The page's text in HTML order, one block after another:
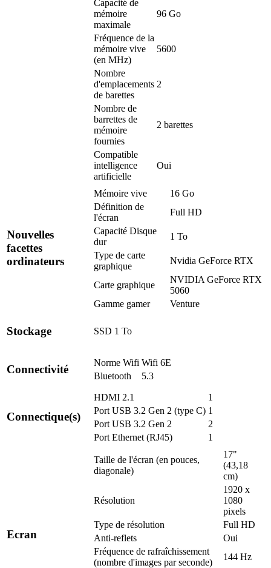
Capacité de
mémoire
maximale
96 Go
Fréquence de la
mémoire vive
(en MHz)
5600
Nombre
d'emplacements
de barettes
2
Nombre de
barrettes de
mémoire
fournies
2 barettes
Compatible
intelligence
artificielle
Oui
Nouvelles
facettes
ordinateurs
Mémoire vive
16 Go
Définition de
l'écran
Full HD
Capacité Disque
dur
1 To
Type de carte
graphique
Nvidia GeForce RTX
Carte graphique
NVIDIA GeForce RTX
5060
Gamme gamer
Venture
Stockage SSD 1 To
Connectivité
Norme Wifi Wifi 6E
Bluetooth
5.3
Connectique(s)
HDMI 2.1
1
Port USB 3.2 Gen 2 (type C) 1
Port USB 3.2 Gen 2
2
Port Ethernet (RJ45)
1
Ecran
Taille de l'écran (en pouces,
diagonale)
17"
(43,18
cm)
Résolution
1920 x
1080
pixels
Type de résolution
Full HD
Anti-reflets
Oui
Fréquence de rafraîchissement
(nombre d'images par seconde)
144 Hz